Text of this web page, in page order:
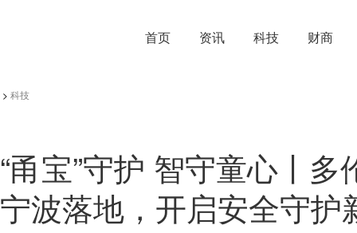
首页 资讯 科技 财商
> 科技
“甬宝”守护 智守童心丨
宁波落地，开启安全守护